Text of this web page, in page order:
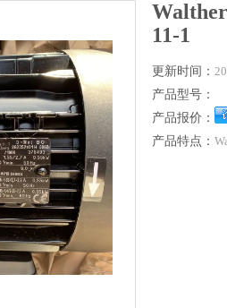
11-1
更新时间：
产品型号：
产品报价：
产品特点：